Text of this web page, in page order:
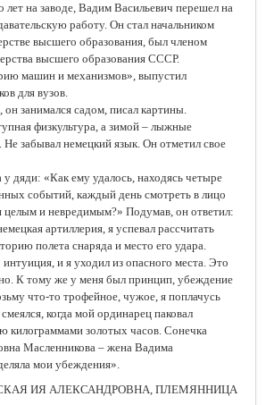
лет на заводе, Вадим Васильевич перешел на
работу. Он стал начальником
высшего образования, был членом
высшего образования СССР.
машин и механизмов», выпустил
для вузов.
занимался садом, писал картины.
физкультура, а зимой – лыжные
Не забывал немецкий язык. Он отметил свое
у дяди: «Как ему удалось, находясь четыре
событий, каждый день смотреть в лицо
целым и невредимым?» Подумав, он ответил:
артиллерия, я успевал рассчитать
полета снаряда и место его удара.
интуиция, и я уходил из опасного места. Это
К тому же у меня был принцип, убеждение
что-то трофейное, чужое, я поплачусь
когда мой ординарец паковал
килограммами золотых часов. Сонечка
Масленникова – жена Вадима
мои убеждения».
ИЯ АЛЕКСАНДРОВНА, ПЛЕМЯННИЦА